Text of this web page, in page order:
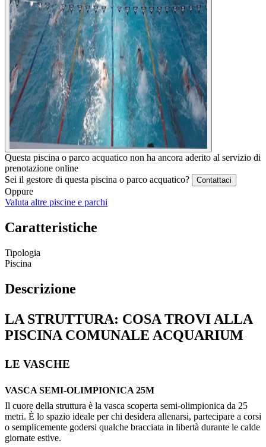
Questa piscina o parco acquatico non ha ancora aderito al servizio di
prenotazione online
Sei il gestore di questa piscina o parco acquatico?
Contattaci
Oppure
Valuta altre piscine e parchi
Caratteristiche
Tipologia
Piscina
Descrizione
LA STRUTTURA: COSA TROVI ALLA
PISCINA COMUNALE ACQUARIUM
LE VASCHE
VASCA SEMI-OLIMPIONICA 25M
Il cuore della struttura è la vasca scoperta semi-olimpionica da 25
metri. È lo spazio ideale per chi desidera allenarsi, partecipare a corsi
o semplicemente godersi qualche bracciata in libertà durante le calde
giornate estive.